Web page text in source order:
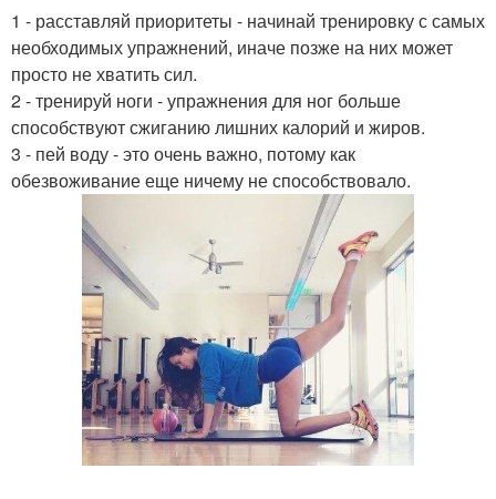
1 - расставляй приоритеты - начинай тренировку с самых
необходимых упражнений, иначе позже на них может
просто не хватить сил.
2 - тренируй ноги - упражнения для ног больше
способствуют сжиганию лишних калорий и жиров.
3 - пей воду - это очень важно, потому как
обезвоживание еще ничему не способствовало.